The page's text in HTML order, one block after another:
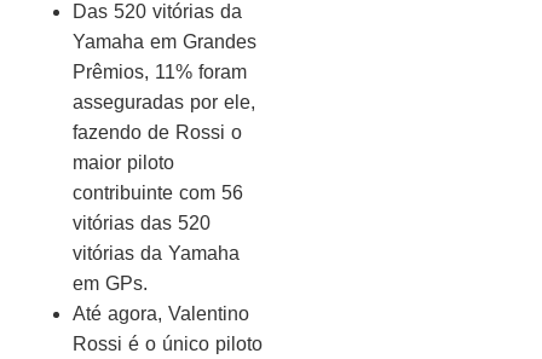
Das 520 vitórias da
Yamaha em Grandes
Prêmios, 11% foram
asseguradas por ele,
fazendo de Rossi o
maior piloto
contribuinte com 56
vitórias das 520
vitórias da Yamaha
em GPs.
Até agora, Valentino
Rossi é o único piloto